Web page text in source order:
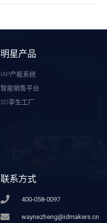
明星产品
IAP产能系统
智能销售平台
3D孪生工厂
联系方式
400-058-0097
waynezheng@idmakers.cn